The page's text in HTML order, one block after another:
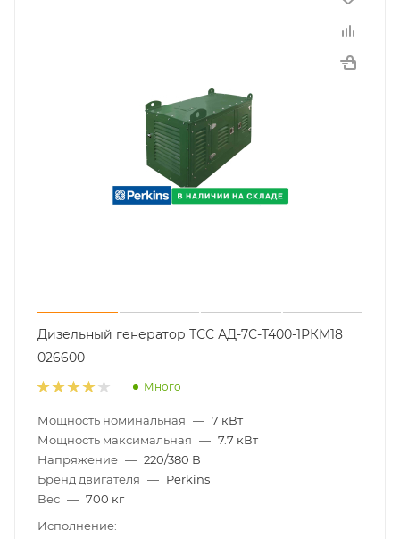
Дизельный генератор ТСС АД-7С-Т400-1РКМ18
026600
Много
Мощность номинальная — 7 кВт
Мощность максимальная — 7.7 кВт
Напряжение — 220/380 В
Бренд двигателя — Perkins
Вес — 700 кг
Исполнение: